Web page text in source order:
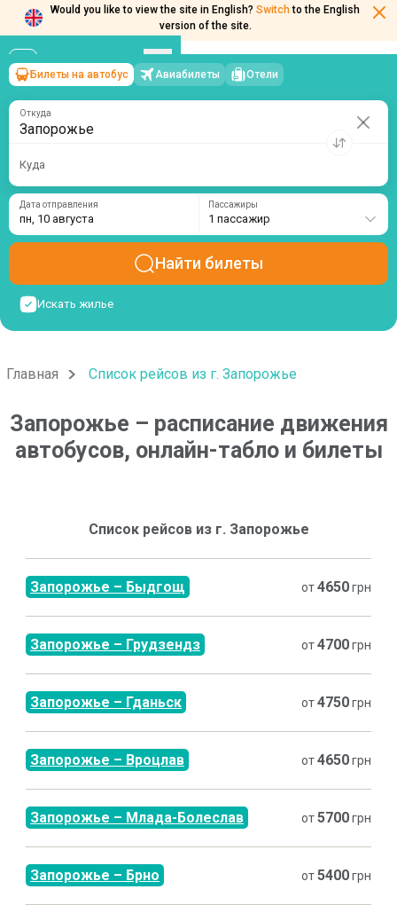
Would you like to view the site in English? Switch to the English
version of the site.
Запорожье→
пн, 10 августа/1 пассажир
Билеты на автобус Авиабилеты Отели
Откуда
Куда
Дата отправления
пн, 10 августа
Пассажиры
1 пассажир
Найти билеты
Искать жилье
Главная Список рейсов из г. Запорожье
Запорожье – расписание движения
автобусов, онлайн-табло и билеты
Список рейсов из г. Запорожье
Запорожье – Быдгощ от4650грн
Запорожье – Грудзендз от4700грн
Запорожье – Гданьск от4750грн
Запорожье – Вроцлав от4650грн
Запорожье – Млада-Болеслав от5700грн
Запорожье – Брно от5400грн